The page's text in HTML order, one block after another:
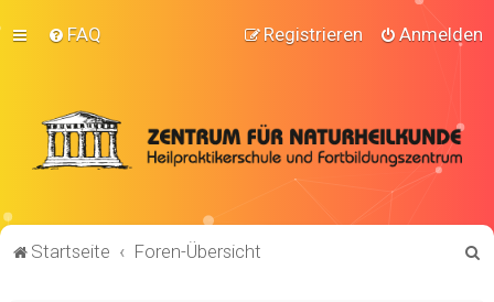
FAQ Anmelden
Registrieren
Startseite Foren-Übersicht